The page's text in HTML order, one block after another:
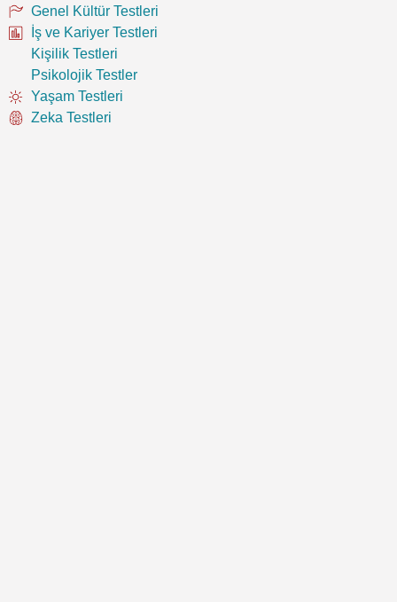
Genel Kültür Testleri
İş ve Kariyer Testleri
Kişilik Testleri
Psikolojik Testler
Yaşam Testleri
Zeka Testleri